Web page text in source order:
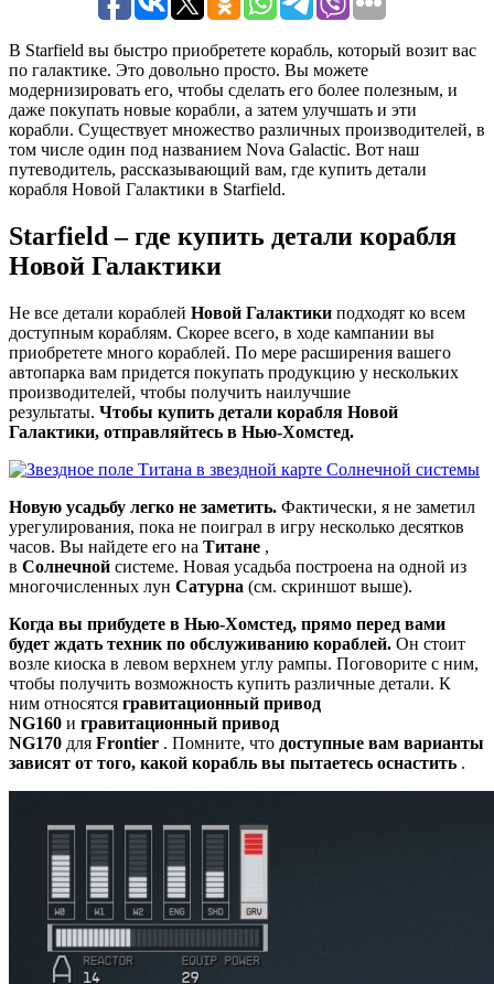
В Starfield вы быстро приобретете корабль, который возит вас
по галактике. Это довольно просто. Вы можете
модернизировать его, чтобы сделать его более полезным, и
даже покупать новые корабли, а затем улучшать и эти
корабли. Существует множество различных производителей, в
том числе один под названием Nova Galactic. Вот наш
путеводитель, рассказывающий вам, где купить детали
корабля Новой Галактики в Starfield.
Starfield – где купить детали корабля
Новой Галактики
Не все детали кораблей Новой Галактики подходят ко всем
доступным кораблям. Скорее всего, в ходе кампании вы
приобретете много кораблей. По мере расширения вашего
автопарка вам придется покупать продукцию у нескольких
производителей, чтобы получить наилучшие
результаты. Чтобы купить детали корабля Новой
Галактики, отправляйтесь в Нью-Хомстед.
Новую усадьбу легко не заметить. Фактически, я не заметил
урегулирования, пока не поиграл в игру несколько десятков
часов. Вы найдете его на Титане ,
в Солнечной системе. Новая усадьба построена на одной из
многочисленных лун Сатурна (см. скриншот выше).
Когда вы прибудете в Нью-Хомстед, прямо перед вами
будет ждать техник по обслуживанию кораблей. Он стоит
возле киоска в левом верхнем углу рампы. Поговорите с ним,
чтобы получить возможность купить различные детали. К
ним относятся гравитационный привод
NG160 и гравитационный привод
NG170 для Frontier . Помните, что доступные вам варианты
зависят от того, какой корабль вы пытаетесь оснастить .